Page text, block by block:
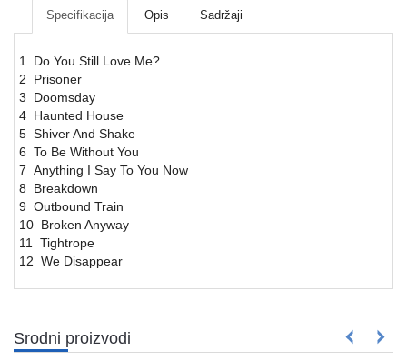
sigurnosna
UPS
oprema
baterije
Serveri
oprema
Televizori,
projektori
Kućni
aparati
Specifikacija Opis Sadržaji
1 Do You Still Love Me?
2 Prisoner
3 Doomsday
4 Haunted House
5 Shiver And Shake
6 To Be Without You
7 Anything I Say To You Now
8 Breakdown
9 Outbound Train
10 Broken Anyway
11 Tightrope
12 We Disappear
Srodni proizvodi